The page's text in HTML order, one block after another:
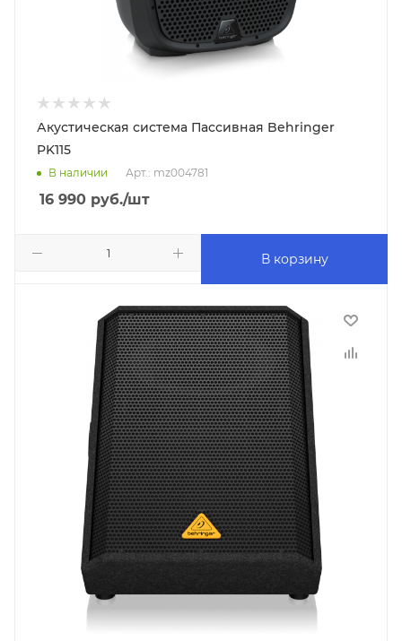
Акустическая система Пассивная Behringer
PK115
В наличии Арт.: mz004781
16 990 руб./шт
В корзину